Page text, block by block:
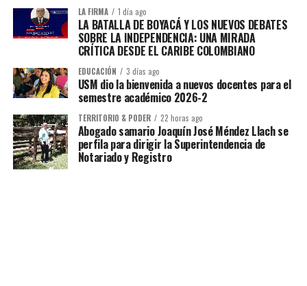
LA FIRMA 1 día ago
LA BATALLA DE BOYACÁ Y LOS NUEVOS DEBATES
SOBRE LA INDEPENDENCIA: UNA MIRADA
CRÍTICA DESDE EL CARIBE COLOMBIANO
EDUCACIÓN 3 días ago
USM dio la bienvenida a nuevos docentes para el
semestre académico 2026-2
TERRITORIO & PODER 22 horas ago
Abogado samario Joaquín José Méndez Llach se
perfila para dirigir la Superintendencia de
Notariado y Registro